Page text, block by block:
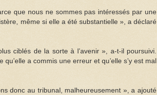
que nous ne sommes pas intéressés par une
même si elle a été substantielle », a déclaré
ciblés de la sorte à l’avenir », a-t-il poursuivi.
a commis une erreur et qu’elle s’y est mal
donc au tribunal, malheureusement », a ajouté